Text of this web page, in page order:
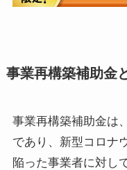
事業再構築補助金
事業再構築補助金は
であり、新型コロナ
陥った事業者に対し